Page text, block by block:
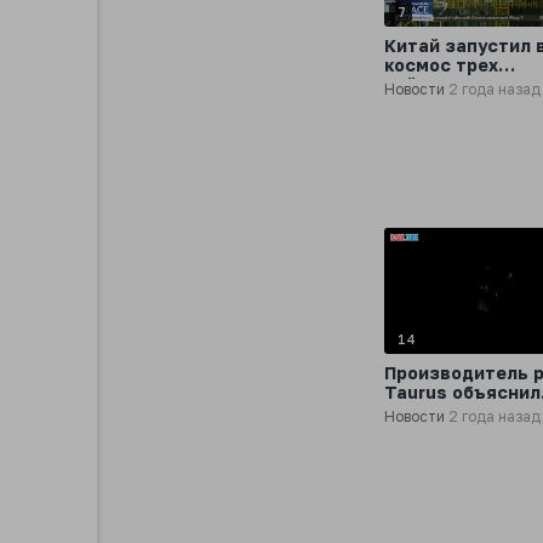
7
Китай запустил
космос трех
тайконавтов
Новости 2 года назад
14
Производитель
Taurus объяснил
прекращение
Новости 2 года назад